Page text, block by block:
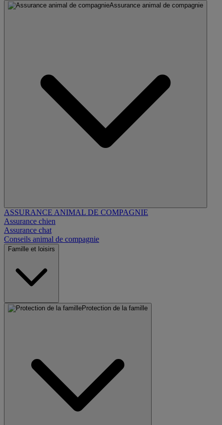
Assurance animal de compagnie
ASSURANCE ANIMAL DE COMPAGNIE
Assurance chien
Assurance chat
Conseils animal de compagnie
Famille et loisirs
Protection de la famille